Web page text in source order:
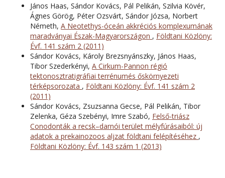
János Haas, Sándor Kovács, Pál Pelikán, Szilvia Kövér,
Ágnes Görög, Péter Ozsvárt, Sándor Józsa, Norbert
Németh, A Neotethys-óceán akkréciós komplexumának
maradványai Észak-Magyarországon , Földtani Közlöny:
Évf. 141 szám 2 (2011)
Sándor Kovács, Károly Brezsnyánszky, János Haas,
Tibor Szederkényi, A Cirkum-Pannon régió
tektonosztratigráfiai terrénumés őskörnyezeti
térképsorozata , Földtani Közlöny: Évf. 141 szám 2
(2011)
Sándor Kovács, Zsuzsanna Gecse, Pál Pelikán, Tibor
Zelenka, Géza Szebényi, Imre Szabó, Felső-triász
Conodonták a recsk–darnói terület mélyfúrásaiból: új
adatok a prekainozoos aljzat földtani felépítéséhez ,
Földtani Közlöny: Évf. 143 szám 1 (2013)